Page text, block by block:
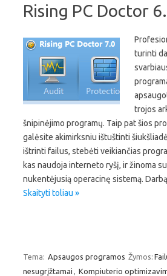
Rising PC Doctor
turinti
trojos
šnipinėjimo programų. Taip pat šios
galėsite akimirksniu ištuštinti
ištrinti failus, stebėti veikiančias
kas naudoja interneto ryšį, ir žinoma
nukentėjusią operacinę sistemą.
Skaityti toliau »
Tema: Apsaugos programos Žymos:
nesugrįžtamai
Kompiuterio